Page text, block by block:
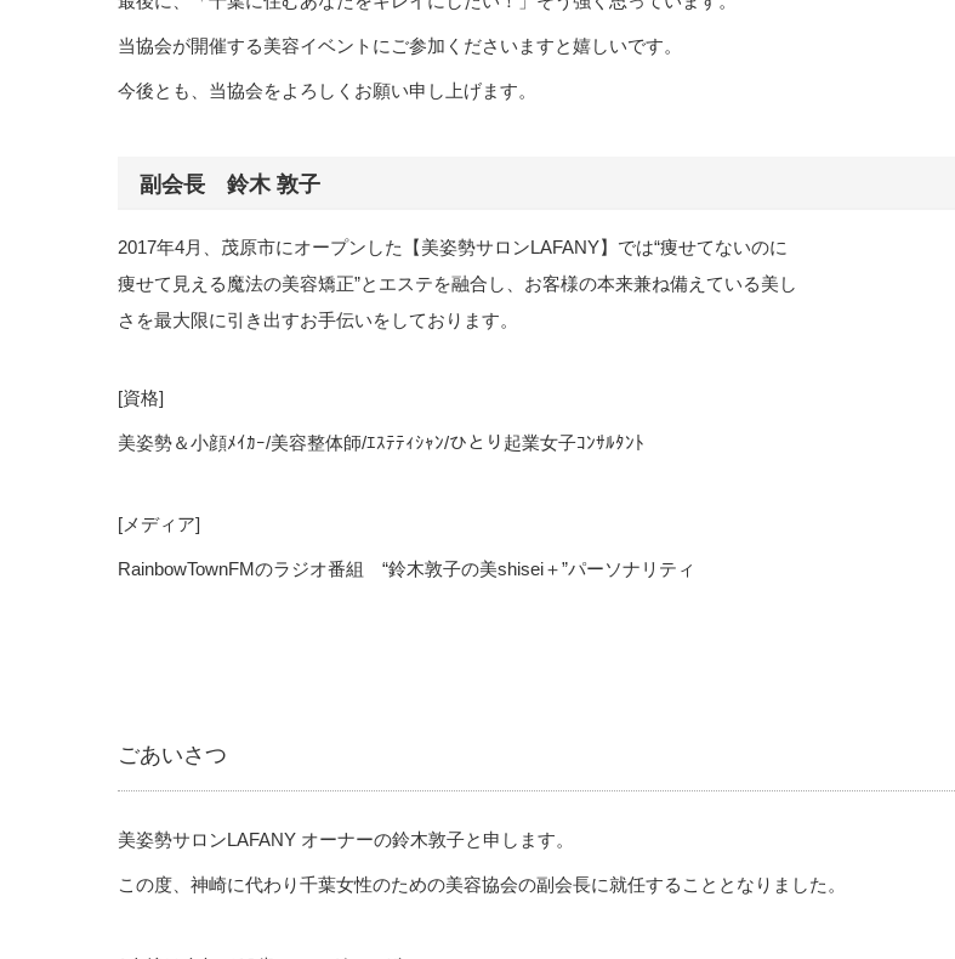
当協会が開催する美容イベントにご参加くださいますと嬉しいです。
今後とも、当協会をよろしくお願い申し上げます。
副会長 鈴木 敦子
2017年4月、茂原市にオープンした【美姿勢サロンLAFANY】では“痩せてないのに
痩せて見える魔法の美容矯正”とエステを融合し、お客様の本来兼ね備えている美し
さを最大限に引き出すお手伝いをしております。
[資格]
美姿勢＆小顔ﾒｲｶｰ/美容整体師/ｴｽﾃﾃｨｼｬﾝ/ひとり起業女子ｺﾝｻﾙﾀﾝﾄ
[メディア]
RainbowTownFMのラジオ番組 “鈴木敦子の美shisei＋”パーソナリティ
ごあいさつ
美姿勢サロンLAFANY オーナーの鈴木敦子と申します。
この度、神崎に代わり千葉女性のための美容協会の副会長に就任することとなりました。